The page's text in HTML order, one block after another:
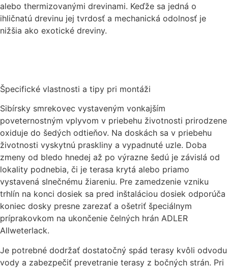
alebo thermizovanými drevinami. Keďže sa jedná o
ihličnatú drevinu jej tvrdosť a mechanická odolnosť je
nižšia ako exotické dreviny.
Špecifické vlastnosti a tipy pri montáži
Sibírsky smrekovec vystaveným vonkajším
poveternostným vplyvom v priebehu životnosti prirodzene
oxiduje do šedých odtieňov. Na doskách sa v priebehu
životnosti vyskytnú praskliny a vypadnuté uzle. Doba
zmeny od bledo hnedej až po výrazne šedú je závislá od
lokality podnebia, či je terasa krytá alebo priamo
vystavená slnečnému žiareniu. Pre zamedzenie vzniku
trhlín na konci dosiek sa pred inštaláciou dosiek odporúča
koniec dosky presne zarezať a ošetriť špeciálnym
príprakovkom na ukončenie čelných hrán ADLER
Allweterlack.
Je potrebné dodržať dostatočný spád terasy kvôli odvodu
vody a zabezpečiť prevetranie terasy z bočných strán. Pri